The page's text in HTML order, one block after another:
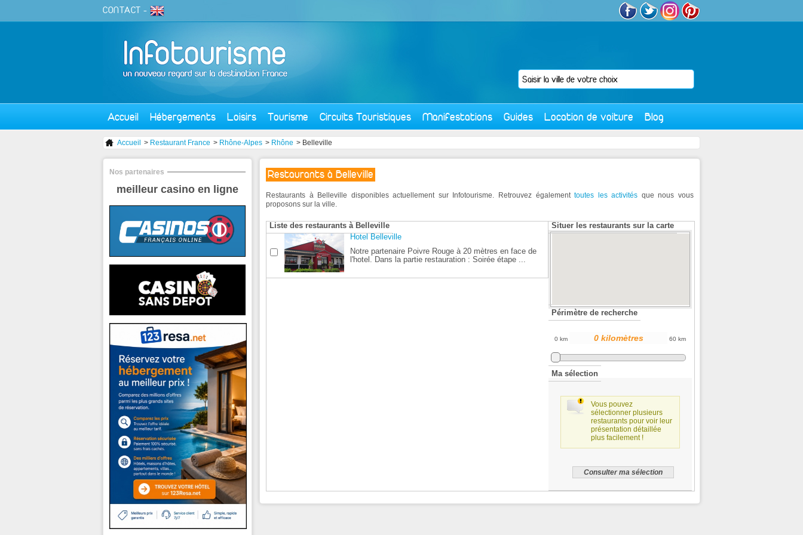
CONTACT -
Accueil Hébergements Loisirs Tourisme Circuits Touristiques Manifestations Guides Location de voiture Blog
Accueil > Restaurant France > Rhône-Alpes > Rhône > Belleville
Restaurants à Belleville
Restaurants à Belleville disponibles actuellement sur Infotourisme. Retrouvez égalementtoutes les activités que nous vous
proposons sur la ville.
Liste des restaurants à Belleville
Hotel Belleville
Notre partenaire Poivre Rouge à 20 mètres en face de
l'hotel. Dans la partie restauration : Soirée étape ...
Situer les restaurants sur la carte
Périmètre de recherche
0 km 60 km
Ma sélection
Vous pouvez
sélectionner plusieurs
restaurants pour voir leur
présentation détaillée
plus facilement !
Nos partenaires
meilleur casino en ligne